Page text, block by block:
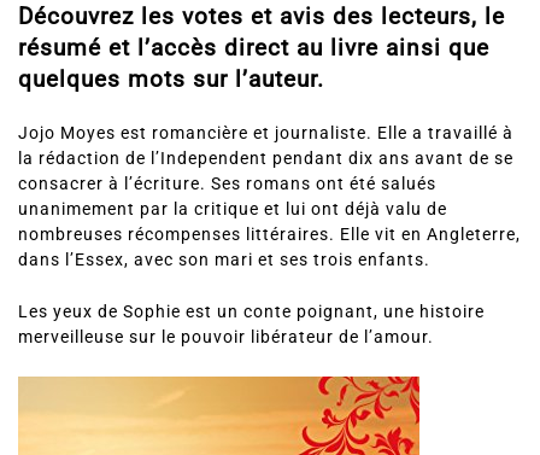
Découvrez les votes et avis des lecteurs, le
résumé et l’accès direct au livre ainsi que
quelques mots sur l’auteur.
Jojo Moyes est romancière et journaliste. Elle a travaillé à
la rédaction de l’Independent pendant dix ans avant de se
consacrer à l’écriture. Ses romans ont été salués
unanimement par la critique et lui ont déjà valu de
nombreuses récompenses littéraires. Elle vit en Angleterre,
dans l’Essex, avec son mari et ses trois enfants.
Les yeux de Sophie est un conte poignant, une histoire
merveilleuse sur le pouvoir libérateur de l’amour.